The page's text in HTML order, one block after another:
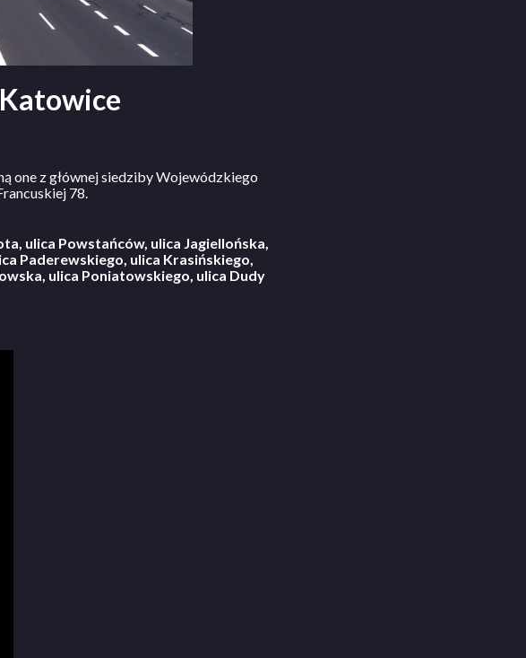
one z głównej siedziby Wojewódzkiego
78.
ulica Powstańców, ulica Jagiellońska,
Paderewskiego, ulica Krasińskiego,
ulica Poniatowskiego, ulica Dudy